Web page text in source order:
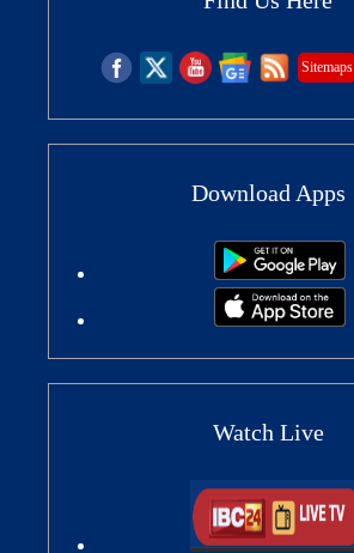
Sitemaps
Download Apps
Watch Live